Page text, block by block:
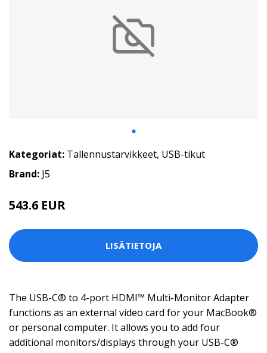
Kategoriat: Tallennustarvikkeet, USB-tikut
Brand: J5
543.6 EUR
LISÄTIETOJA
The USB-C® to 4-port HDMI™ Multi-Monitor Adapter
functions as an external video card for your MacBook®
or personal computer. It allows you to add four
additional monitors/displays through your USB-C®